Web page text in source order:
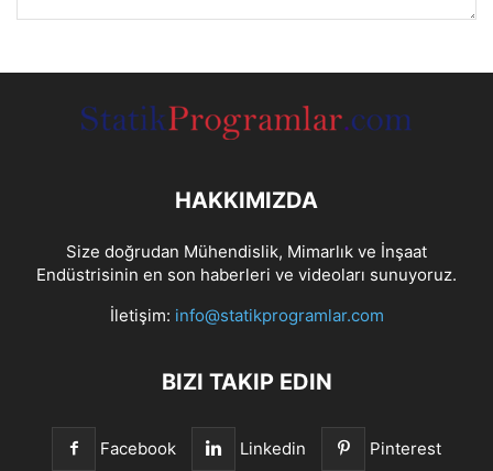
HAKKIMIZDA
Size doğrudan Mühendislik, Mimarlık ve İnşaat
Endüstrisinin en son haberleri ve videoları sunuyoruz.
İletişim: info@statikprogramlar.com
BIZI TAKIP EDIN
Facebook Linkedin Pinterest